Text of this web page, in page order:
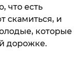
что есть
скамиться, и
которые
дорожке.